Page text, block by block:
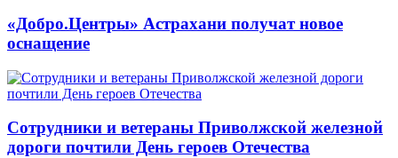
«Добро.Центры» Астрахани получат новое
оснащение
Сотрудники и ветераны Приволжской железной
дороги почтили День героев Отечества